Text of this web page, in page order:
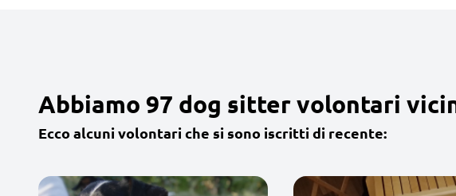
Abbiamo 97 dog sitter volontari
Ecco alcuni volontari che si sono iscritti di recente: